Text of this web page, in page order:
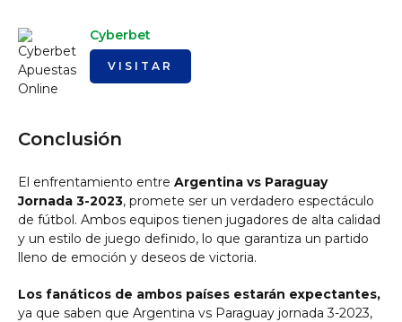
Cyberbet
VISITAR
Conclusión
El enfrentamiento entre Argentina vs Paraguay
Jornada 3-2023, promete ser un verdadero espectáculo
de fútbol. Ambos equipos tienen jugadores de alta calidad
y un estilo de juego definido, lo que garantiza un partido
lleno de emoción y deseos de victoria.
Los fanáticos de ambos países estarán expectantes,
ya que saben que Argentina vs Paraguay jornada 3-2023,